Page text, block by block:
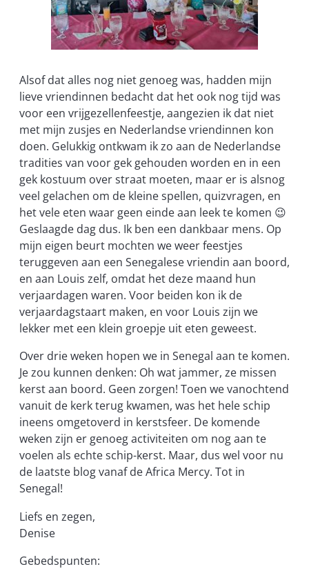
Alsof dat alles nog niet genoeg was, hadden mijn
lieve vriendinnen bedacht dat het ook nog tijd was
voor een vrijgezellenfeestje, aangezien ik dat niet
met mijn zusjes en Nederlandse vriendinnen kon
doen. Gelukkig ontkwam ik zo aan de Nederlandse
tradities van voor gek gehouden worden en in een
gek kostuum over straat moeten, maar er is alsnog
veel gelachen om de kleine spellen, quizvragen, en
het vele eten waar geen einde aan leek te komen 😉
Geslaagde dag dus. Ik ben een dankbaar mens. Op
mijn eigen beurt mochten we weer feestjes
teruggeven aan een Senegalese vriendin aan boord,
en aan Louis zelf, omdat het deze maand hun
verjaardagen waren. Voor beiden kon ik de
verjaardagstaart maken, en voor Louis zijn we
lekker met een klein groepje uit eten geweest.
Over drie weken hopen we in Senegal aan te komen.
Je zou kunnen denken: Oh wat jammer, ze missen
kerst aan boord. Geen zorgen! Toen we vanochtend
vanuit de kerk terug kwamen, was het hele schip
ineens omgetoverd in kerstsfeer. De komende
weken zijn er genoeg activiteiten om nog aan te
voelen als echte schip-kerst. Maar, dus wel voor nu
de laatste blog vanaf de Africa Mercy. Tot in
Senegal!
Liefs en zegen,
Denise
Gebedspunten: